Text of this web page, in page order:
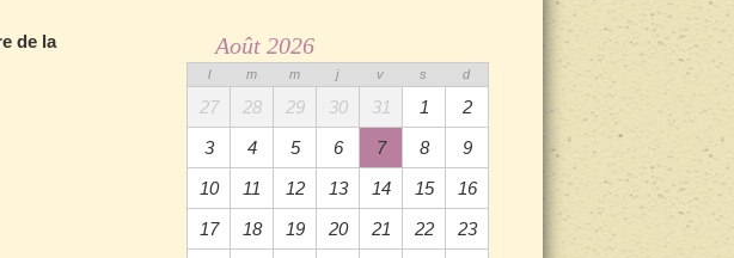
de la
Août 2026
l m m j v s d
27 28 29 30 31 1
2
3
4 5 6 7 8
9
10
11 12 13 14 15
16
17
18 19 20 21 22
23